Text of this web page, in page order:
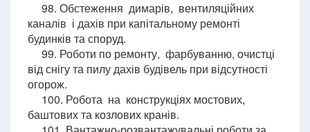
98. Обстеження димарів, вентиляційних
каналів і дахів при капітальному ремонті
будинків та споруд.
99. Роботи по ремонту, фарбуванню, очистці
від снігу та пилу дахів будівель при відсутності
огорож.
100. Робота на конструкціях мостових,
баштових та козлових кранів.